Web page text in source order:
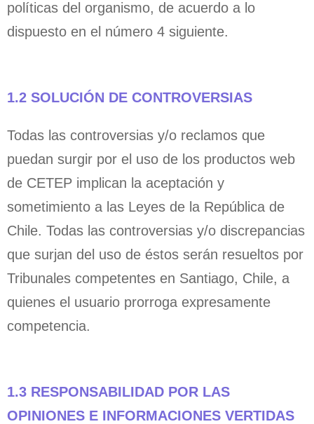
políticas del organismo, de acuerdo a lo
dispuesto en el número 4 siguiente.
1.2 SOLUCIÓN DE CONTROVERSIAS
Todas las controversias y/o reclamos que
puedan surgir por el uso de los productos web
de CETEP implican la aceptación y
sometimiento a las Leyes de la República de
Chile. Todas las controversias y/o discrepancias
que surjan del uso de éstos serán resueltos por
Tribunales competentes en Santiago, Chile, a
quienes el usuario prorroga expresamente
competencia.
1.3 RESPONSABILIDAD POR LAS
OPINIONES E INFORMACIONES VERTIDAS